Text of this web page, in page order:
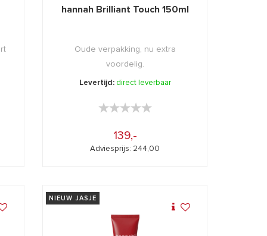
hannah Brilliant Touch 150ml
Oude verpakking, nu extra
voordelig.
Levertijd: direct leverbaar
★★★★★
★★★★★
139,-
Adviesprijs: 244,00
NIEUW JASJE